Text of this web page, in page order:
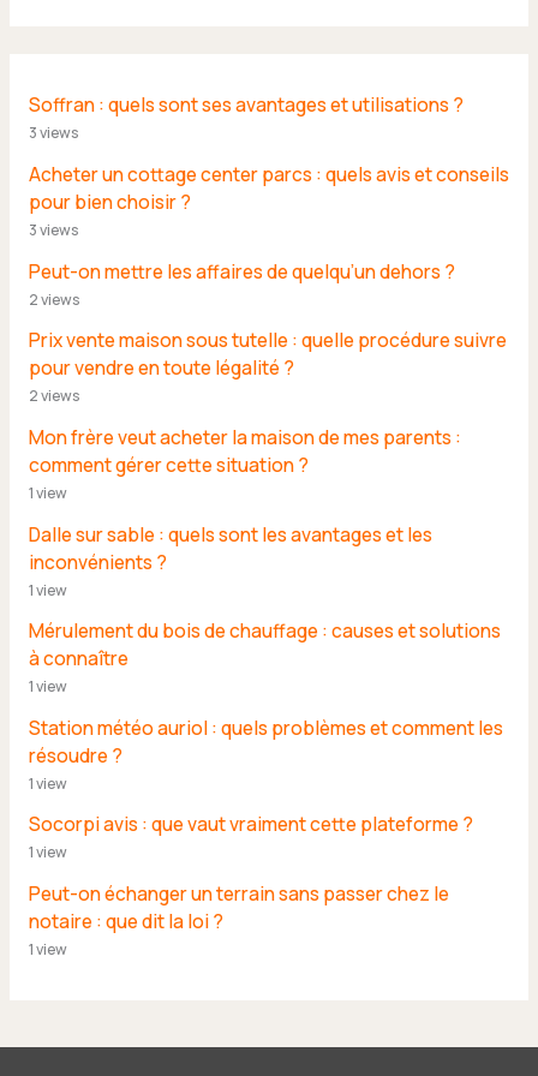
Soffran : quels sont ses avantages et utilisations ?
3 views
Acheter un cottage center parcs : quels avis et conseils
pour bien choisir ?
3 views
Peut-on mettre les affaires de quelqu’un dehors ?
2 views
Prix vente maison sous tutelle : quelle procédure suivre
pour vendre en toute légalité ?
2 views
Mon frère veut acheter la maison de mes parents :
comment gérer cette situation ?
1 view
Dalle sur sable : quels sont les avantages et les
inconvénients ?
1 view
Mérulement du bois de chauffage : causes et solutions
à connaître
1 view
Station météo auriol : quels problèmes et comment les
résoudre ?
1 view
Socorpi avis : que vaut vraiment cette plateforme ?
1 view
Peut-on échanger un terrain sans passer chez le
notaire : que dit la loi ?
1 view